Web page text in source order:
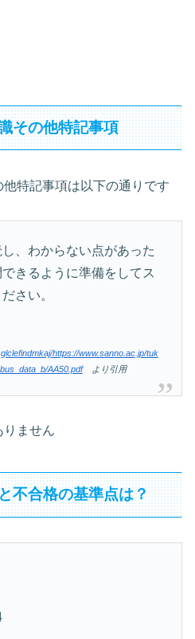
その他特記事項
特記事項は以下の通りです
、わからない点があった
きるように準備をしてス
さい。
https://www.sanno.ac.jp/tuk
AA50.pdfより引用
りません
不合格の基準点は？